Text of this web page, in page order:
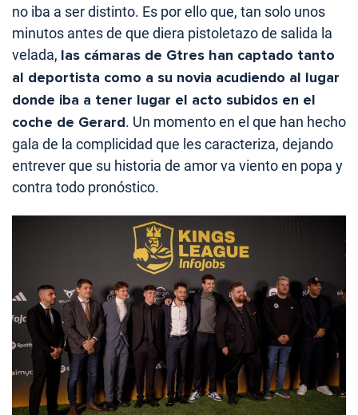
no iba a ser distinto. Es por ello que, tan solo unos
minutos antes de que diera pistoletazo de salida la
velada, las cámaras de Gtres han captado tanto
al deportista como a su novia acudiendo al lugar
donde iba a tener lugar el acto subidos en el
coche de Gerard. Un momento en el que han hecho
gala de la complicidad que les caracteriza, dejando
entrever que su historia de amor va viento en popa y
contra todo pronóstico.